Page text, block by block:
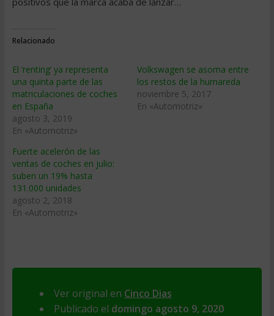
Relacionado
El ‘renting’ ya representa
una quinta parte de las
matriculaciones de coches
en España
agosto 3, 2019
En «Automotriz»
Volkswagen se asoma entre
los restos de la humareda
noviembre 5, 2017
En «Automotriz»
Fuerte acelerón de las
ventas de coches en julio:
suben un 19% hasta
131.000 unidades
agosto 2, 2018
En «Automotriz»
Ver original en Cinco Dias
Publicado el domingo agosto 9, 2020